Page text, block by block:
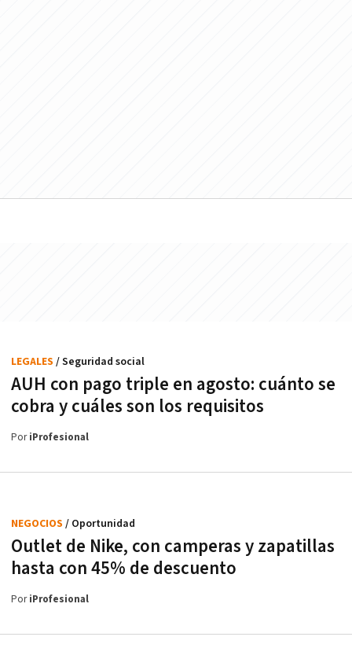
AUH con pago triple en agosto: cuánto se
cobra y cuáles son los requisitos
LEGALES / Seguridad social
PoriProfesional
Outlet de Nike, con camperas y zapatillas
hasta con 45% de descuento
NEGOCIOS / Oportunidad
PoriProfesional